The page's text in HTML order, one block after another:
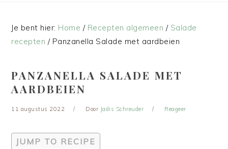
Je bent hier: Home / Recepten algemeen / Salade
recepten /Panzanella Salade met aardbeien
PANZANELLA SALADE MET
AARDBEIEN
11 augustus 2022 Door Jadis Schreuder Reageer
JUMP TO RECIPE